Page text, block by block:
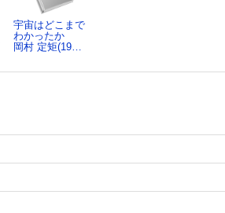
宇宙はどこまで
わかったか
岡村 定矩(19…